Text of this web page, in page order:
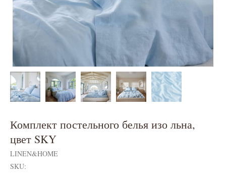
Комплект постельного белья изо льна,
цвет SKY
LINEN&HOME
SKU: